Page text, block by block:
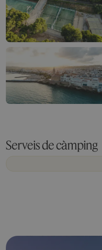
Serveis de càmping